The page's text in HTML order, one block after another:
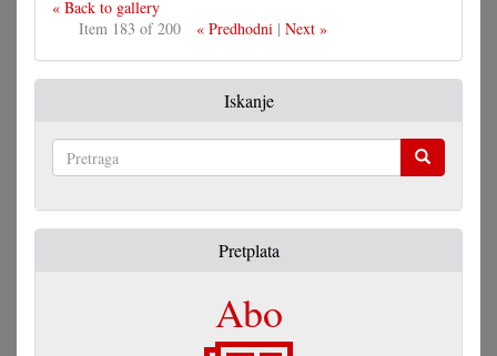
« Back to gallery
Item 183 of 200
« Predhodni| Next »
Iskanje
Pretplata
Abo